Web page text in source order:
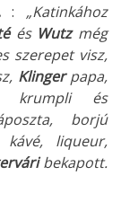
: „Katinkához
és Wutzmég
szerepet visz,
Klingerpapa,
és
borjú
liqueur,
bekapott.